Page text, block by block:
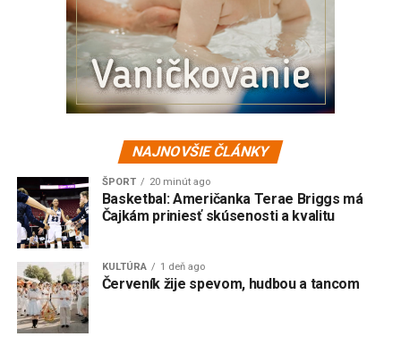
NAJNOVŠIE ČLÁNKY
ŠPORT 20 minút ago
Basketbal: Američanka Terae Briggs má
Čajkám priniesť skúsenosti a kvalitu
KULTÚRA 1 deň ago
Červeník žije spevom, hudbou a tancom